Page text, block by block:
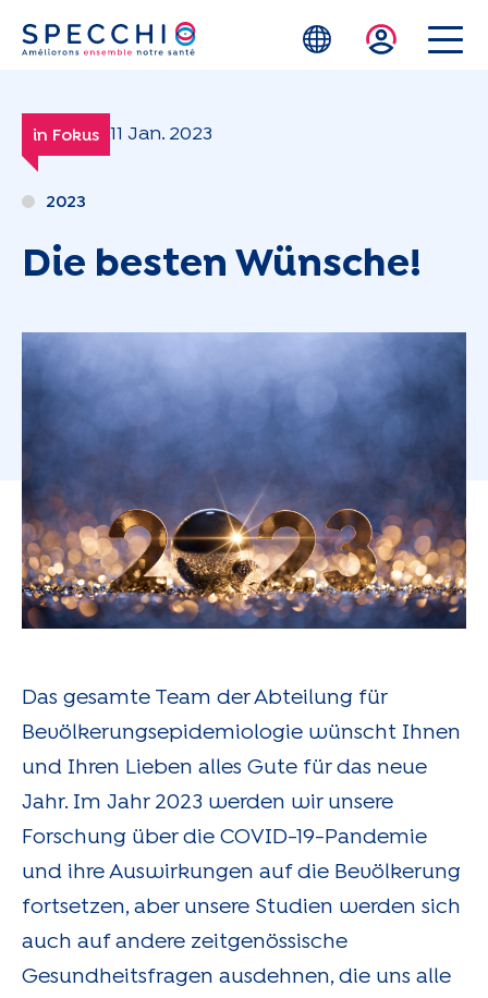
Zum Hauptinhalt springen
in Fokus 11 Jan. 2023
2023
Die besten Wünsche!
Das gesamte Team der Abteilung für
Bevölkerungsepidemiologie wünscht Ihnen
und Ihren Lieben alles Gute für das neue
Jahr. Im Jahr 2023 werden wir unsere
Forschung über die COVID-19-Pandemie
und ihre Auswirkungen auf die Bevölkerung
fortsetzen, aber unsere Studien werden sich
auch auf andere zeitgenössische
Gesundheitsfragen ausdehnen, die uns alle